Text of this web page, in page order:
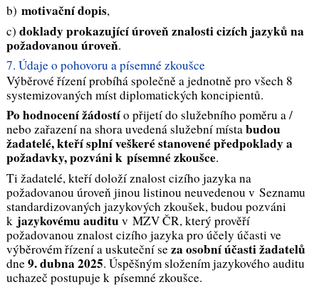
b) motivační dopis,
c) doklady prokazující úroveň znalosti cizích jazyků na
požadovanou úroveň.
7. Údaje o pohovoru a písemné zkoušce
Výběrové řízení probíhá společně a jednotně pro všech 8
systemizovaných míst diplomatických koncipientů.
Po hodnocení žádostío přijetí do služebního poměru a /
nebo zařazení na shora uvedená služební místabudou
žadatelé, kteří splní veškeré stanovené předpoklady a
požadavky, pozváni k písemné zkoušce.
Ti žadatelé, kteří doloží znalost cizího jazyka na
požadovanou úroveň jinou listinou neuvedenou v Seznamu
standardizovaných jazykových zkoušek, budou pozváni
k jazykovému audituv MZV ČR, který prověří
požadovanou znalost cizího jazyka pro účely účasti ve
výběrovém řízení a uskuteční seza osobní účasti žadatelů
dne9. dubna 2025. Úspěšným složením jazykového auditu
uchazeč postupuje k písemné zkoušce.